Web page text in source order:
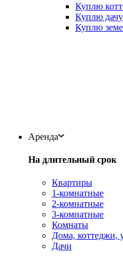
Куплю
Куплю дачу
Куплю
Аренда
На длительный срок
Квартиры
1-комнатные
2-комнатные
3-комнатные
Комнаты
Дома, коттеджи,
Дачи